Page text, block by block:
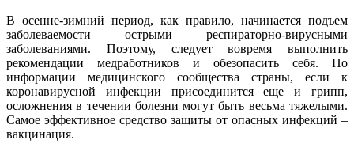
В осенне-зимний период, как правило, начинается подъем
заболеваемости острыми респираторно-вирусными
заболеваниями. Поэтому, следует вовремя выполнить
рекомендации медработников и обезопасить себя. По
информации медицинского сообщества страны, если к
коронавирусной инфекции присоединится еще и грипп,
осложнения в течении болезни могут быть весьма тяжелыми.
Самое эффективное средство защиты от опасных инфекций –
вакцинация.